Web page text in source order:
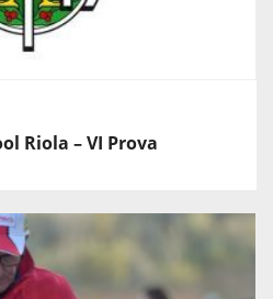
Riola – VI Prova